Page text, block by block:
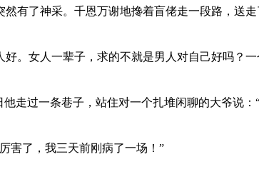
然有了神采。千恩万谢地搀着盲佬走一段路，送走
好。女人一辈子，求的不就是男人对自己好吗？
他走过一条巷子，站住对一个扎堆闲聊的大爷说：
害了，我三天前刚病了一场！”